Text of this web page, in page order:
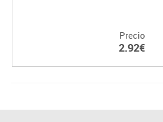
Precio
2.92€